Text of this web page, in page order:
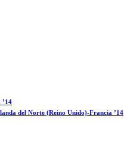
del Norte (Reino Unido)-Francia ’14